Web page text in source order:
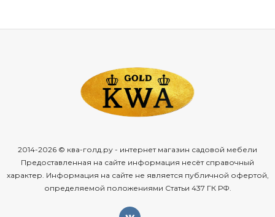
2014-2026 © ква-голд.ру - интернет магазин садовой мебели
Предоставленная на сайте информация несёт справочный
характер. Информация на сайте не является публичной офертой,
определяемой положениями Статьи 437 ГК РФ.